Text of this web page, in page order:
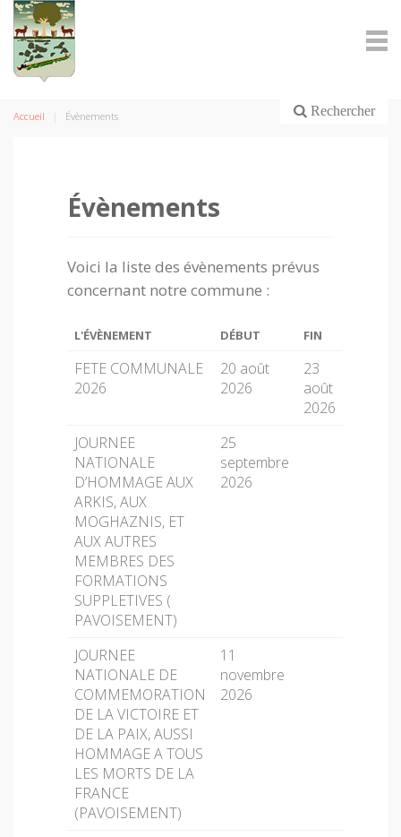
Rechercher
Accueil Évènements
Évènements
Voici la liste des évènements prévus
concernant notre commune :
L'ÉVÈNEMENT DÉBUT FIN
FETE COMMUNALE
2026
20 août
2026
23
août
2026
JOURNEE
NATIONALE
D’HOMMAGE AUX
ARKIS, AUX
MOGHAZNIS, ET
AUX AUTRES
MEMBRES DES
FORMATIONS
SUPPLETIVES (
PAVOISEMENT)
25
septembre
2026
JOURNEE
NATIONALE DE
COMMEMORATION
DE LA VICTOIRE ET
DE LA PAIX, AUSSI
HOMMAGE A TOUS
LES MORTS DE LA
FRANCE
(PAVOISEMENT)
11
novembre
2026